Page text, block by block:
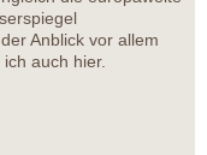
Anblick vor allem
auch hier.